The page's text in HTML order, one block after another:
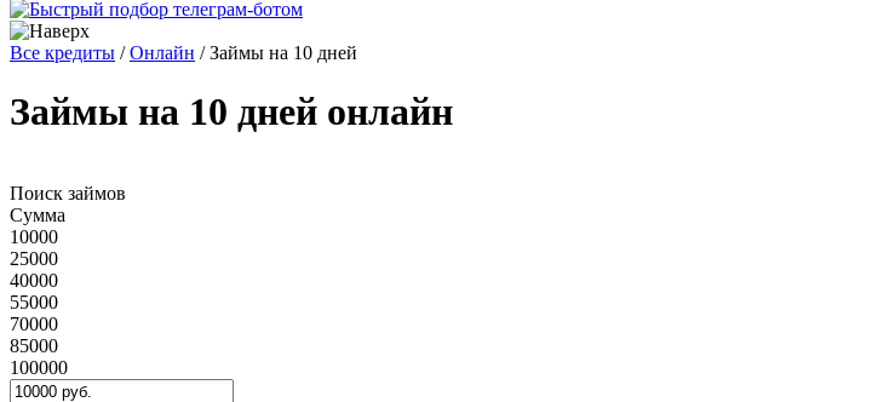
Все кредиты /Онлайн /Займы на 10 дней
Займы на 10 дней онлайн
Поиск займов
Сумма
10000
25000
40000
55000
70000
85000
100000